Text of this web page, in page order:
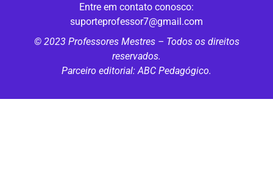
Entre em contato conosco:
suporteprofessor7@gmail.com
© 2023 Professores Mestres – Todos os direitos
reservados.
Parceiro editorial: ABC Pedagógico.